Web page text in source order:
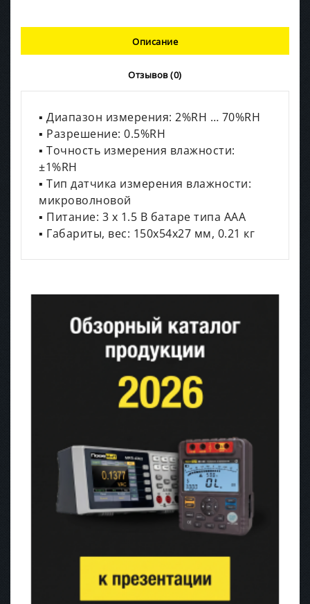
Описание
Отзывов (0)
▪ Диапазон измерения: 2%RH … 70%RH
▪ Разрешение: 0.5%RH
▪ Точность измерения влажности:
±1%RH
▪ Тип датчика измерения влажности:
микроволновой
▪ Питание: 3 х 1.5 В батаре типа ААА
▪ Габариты, вес: 150х54х27 мм, 0.21 кг